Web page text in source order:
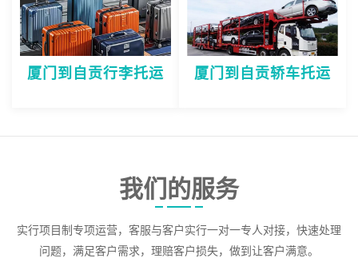
厦门到自贡行李托运 厦门到自贡轿车托运
我们的服务
实行项目制专项运营，客服与客户实行一对一专人对接，快速处理
问题，满足客户需求，理赔客户损失，做到让客户满意。